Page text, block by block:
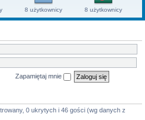
8 użytkownicy 8 użytkownicy
Zapamiętaj mnie
0 ukrytych i 46 gości (wg danych z